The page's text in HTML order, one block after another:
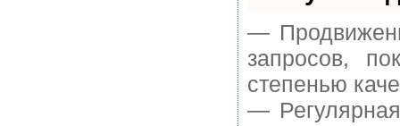
—
запросов,
степенью
—